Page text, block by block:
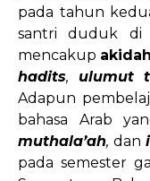
pada tahun
santri duduk di
mencakup akidah
hadits, ulumut
Adapun
bahasa Arab
muthala’ah, dan
pada semester